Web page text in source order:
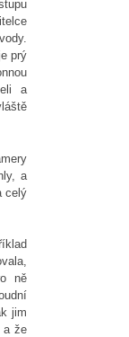
prý
a
a
celý
ně
jim
a že